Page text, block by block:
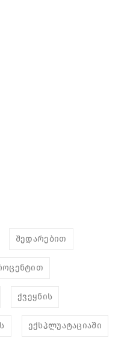
შედარებით
ქვეყნის
ექსპლუატაციაში